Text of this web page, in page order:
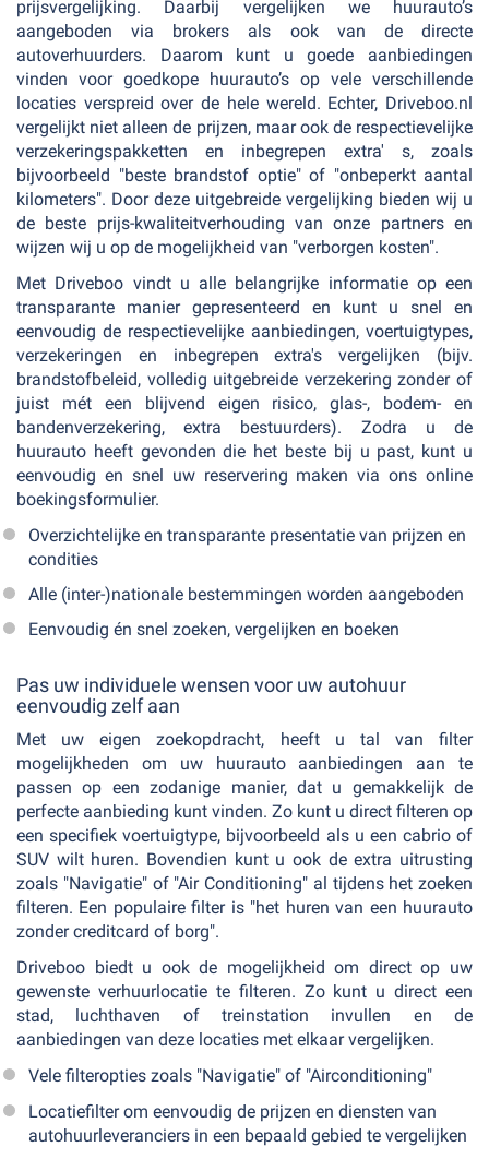
prijsvergelijking. Daarbij vergelijken we huurauto’s
aangeboden via brokers als ook van de directe
autoverhuurders. Daarom kunt u goede aanbiedingen
vinden voor goedkope huurauto’s op vele verschillende
locaties verspreid over de hele wereld. Echter, Driveboo.nl
vergelijkt niet alleen de prijzen, maar ook de respectievelijke
verzekeringspakketten en inbegrepen extra' s, zoals
bijvoorbeeld "beste brandstof optie" of "onbeperkt aantal
kilometers". Door deze uitgebreide vergelijking bieden wij u
de beste prijs-kwaliteitverhouding van onze partners en
wijzen wij u op de mogelijkheid van "verborgen kosten".
Met Driveboo vindt u alle belangrijke informatie op een
transparante manier gepresenteerd en kunt u snel en
eenvoudig de respectievelijke aanbiedingen, voertuigtypes,
verzekeringen en inbegrepen extra's vergelijken (bijv.
brandstofbeleid, volledig uitgebreide verzekering zonder of
juist mét een blijvend eigen risico, glas-, bodem- en
bandenverzekering, extra bestuurders). Zodra u de
huurauto heeft gevonden die het beste bij u past, kunt u
eenvoudig en snel uw reservering maken via ons online
boekingsformulier.
Overzichtelijke en transparante presentatie van prijzen en
condities
Alle (inter-)nationale bestemmingen worden aangeboden
Eenvoudig én snel zoeken, vergelijken en boeken
Pas uw individuele wensen voor uw autohuur
eenvoudig zelf aan
Met uw eigen zoekopdracht, heeft u tal van filter
mogelijkheden om uw huurauto aanbiedingen aan te
passen op een zodanige manier, dat u gemakkelijk de
perfecte aanbieding kunt vinden. Zo kunt u direct filteren op
een specifiek voertuigtype, bijvoorbeeld als u een cabrio of
SUV wilt huren. Bovendien kunt u ook de extra uitrusting
zoals "Navigatie" of "Air Conditioning" al tijdens het zoeken
filteren. Een populaire filter is "het huren van een huurauto
zonder creditcard of borg".
Driveboo biedt u ook de mogelijkheid om direct op uw
gewenste verhuurlocatie te filteren. Zo kunt u direct een
stad, luchthaven of treinstation invullen en de
aanbiedingen van deze locaties met elkaar vergelijken.
Vele filteropties zoals "Navigatie" of "Airconditioning"
Locatiefilter om eenvoudig de prijzen en diensten van
autohuurleveranciers in een bepaald gebied te vergelijken